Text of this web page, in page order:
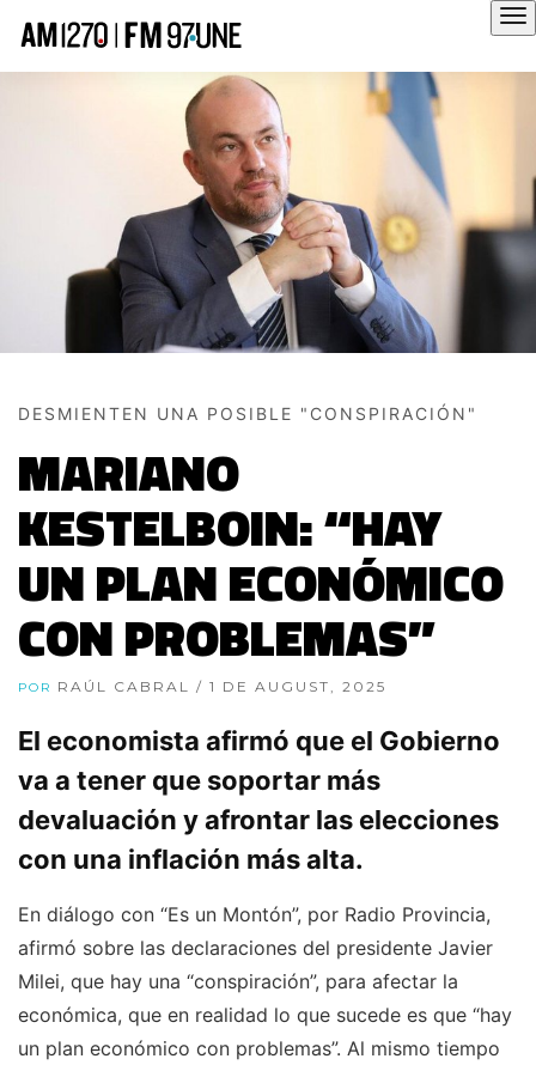
DESMIENTEN UNA POSIBLE "CONSPIRACIÓN"
MARIANO
KESTELBOIN: “HAY
UN PLAN ECONÓMICO
CON PROBLEMAS”
POR RAÚL CABRAL / 1 DE AUGUST, 2025
El economista afirmó que el Gobierno
va a tener que soportar más
devaluación y afrontar las elecciones
con una inflación más alta.
En diálogo con “Es un Montón”, por Radio Provincia,
afirmó sobre las declaraciones del presidente Javier
Milei, que hay una “conspiración”, para afectar la
económica, que en realidad lo que sucede es que “hay
un plan económico con problemas”. Al mismo tiempo